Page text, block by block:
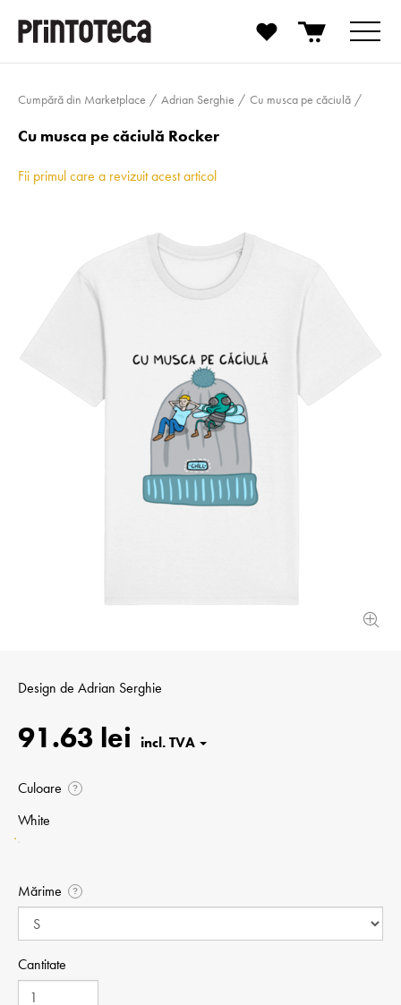
Cumpără din Marketplace Adrian Serghie Cu musca pe căciulă
Cu musca pe căciulă Rocker
Fii primul care a revizuit acest articol
Design de Adrian Serghie
91.63 lei
Culoare ?
White
Mărime ?
Cantitate